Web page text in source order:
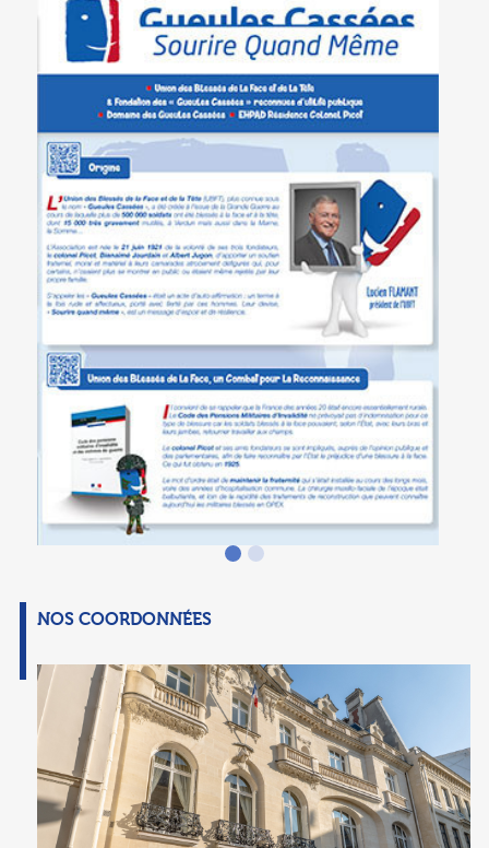
NOS COORDONNÉES